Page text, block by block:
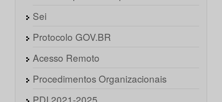
Sei
Protocolo GOV.BR
Acesso Remoto
Procedimentos Organizacionais